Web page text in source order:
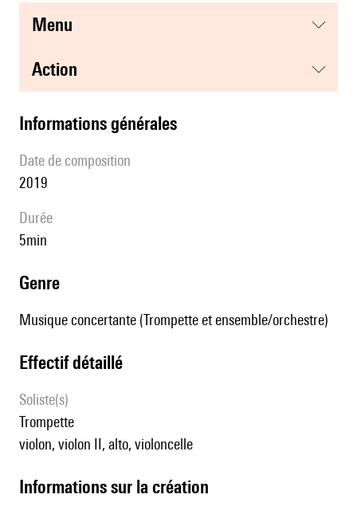
menu
action
informations générales
date de composition
2019
durée
5min
genre
Musique concertante (Trompette et ensemble/orchestre)
effectif détaillé
Soliste(s)
trompette
violon, violon II, alto, violoncelle
informations sur la création